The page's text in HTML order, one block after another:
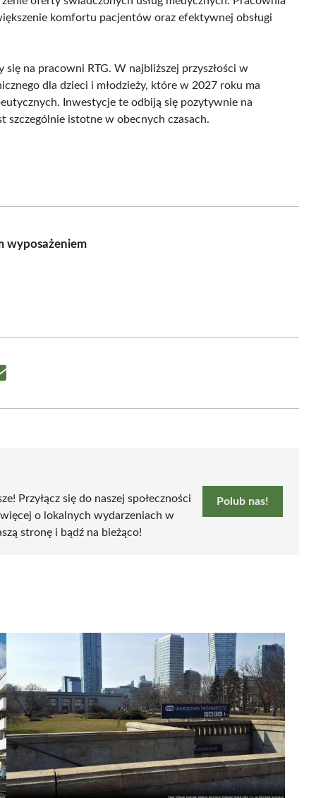
komfortu pacjentów oraz efektywnej obsługi
na pracowni RTG. W najbliższej przyszłości w
dla dzieci i młodzieży, które w 2027 roku ma
Inwestycje te odbiją się pozytywnie na
istotne w obecnych czasach.
wyposażeniem
Przyłącz się do naszej społeczności
o lokalnych wydarzeniach w
stronę i bądź na bieżąco!
Polub nas!